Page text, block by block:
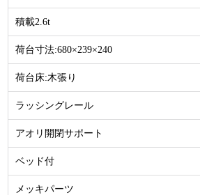
積載2.6t
荷台寸法:680×239×240
荷台床:木張り
ラッシングレール
アオリ開閉サポート
ベッド付
メッキパーツ